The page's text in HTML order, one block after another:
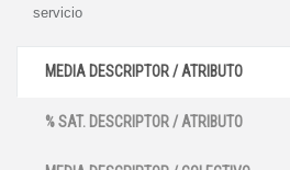
servicio
MEDIA DESCRIPTOR / ATRIBUTO
% SAT. DESCRIPTOR / ATRIBUTO